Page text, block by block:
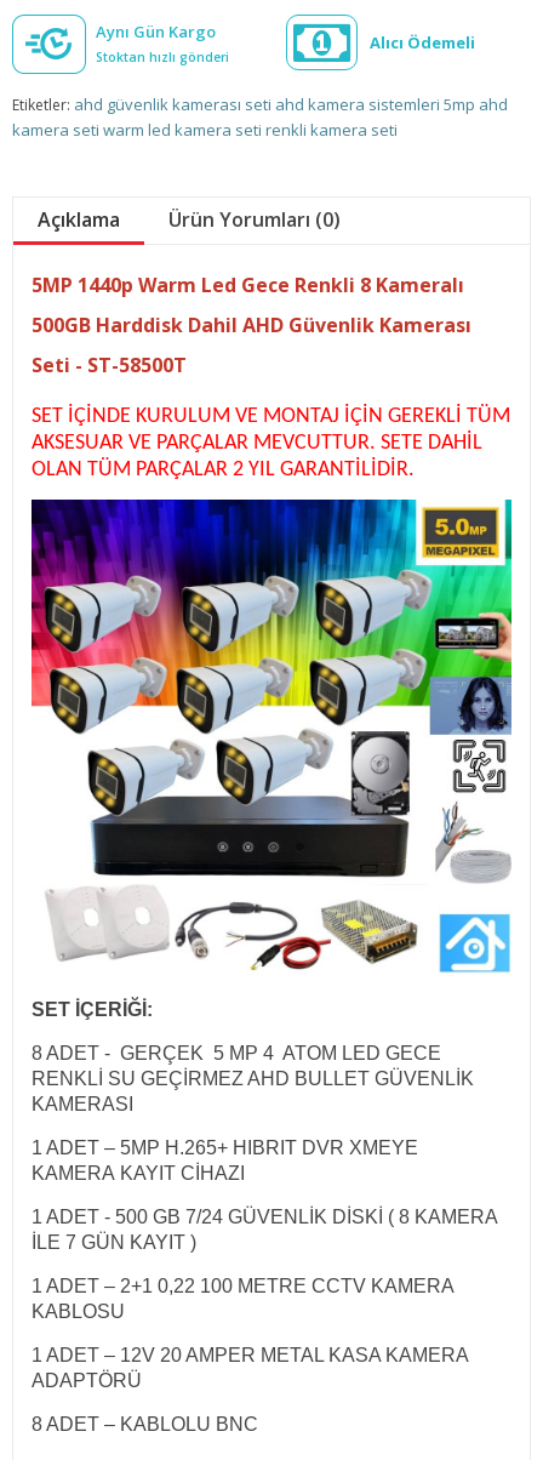
Aynı Gün Kargo
Stoktan hızlı gönderi
Alıcı Ödemeli
Etiketler: ahd güvenlik kamerası seti ahd kamera sistemleri 5mp ahd
kamera seti warm led kamera seti renkli kamera seti
Açıklama Ürün Yorumları (0)
5MP 1440p Warm Led Gece Renkli 8 Kameralı
500GB Harddisk Dahil AHD Güvenlik Kamerası
Seti - ST-58500T
SET İÇİNDE KURULUM VE MONTAJ İÇİN GEREKLİ TÜM
AKSESUAR VE PARÇALAR MEVCUTTUR. SETE DAHİL
OLAN TÜM PARÇALAR 2 YIL GARANTİLİDİR.
SET İÇERİĞİ:
8 ADET - GERÇEK 5 MP 4 ATOM LED GECE
RENKLİ SU GEÇİRMEZ AHD BULLET GÜVENLİK
KAMERASI
1 ADET – 5MP H.265+ HIBRIT DVR XMEYE
KAMERA KAYIT CİHAZI
1 ADET - 500 GB 7/24 GÜVENLİK DİSKİ ( 8 KAMERA
İLE 7 GÜN KAYIT )
1 ADET – 2+1 0,22 100 METRE CCTV KAMERA
KABLOSU
1 ADET – 12V 20 AMPER METAL KASA KAMERA
ADAPTÖRÜ
8 ADET – KABLOLU BNC